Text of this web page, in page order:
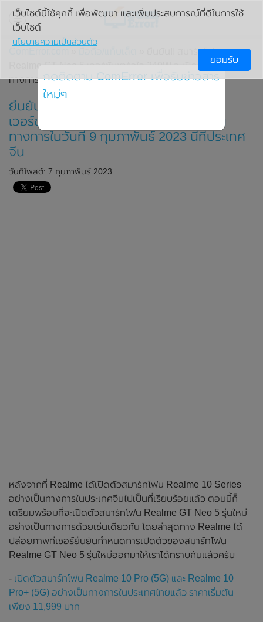
» ยืนยัน!! สมาร์ทโฟน
Realme GT Neo 5 เวอร์ชั่นชาร์จไว 240W จะเปิดตัวอย่างเป็น
ทางการในวันที่ 9 กุมภาพันธ์ 2023 นี้ที่ประเทศจีน
ยืนยัน!! สมาร์ทโฟน Realme GT Neo 5
เวอร์ชั่นชาร์จไว 240W จะเปิดตัวอย่างเป็น
ทางการในวันที่ 9 กุมภาพันธ์ 2023 นี้ที่ประเทศ
จีน
วันที่โพสต์: 7 กุมภาพันธ์ 2023
หลังจากที่ Realme ได้เปิดตัวสมาร์ทโฟน Realme 10 Series
อย่างเป็นทางการในประเทศจีนไปเป็นที่เรียบร้อยแล้ว ตอนนี้ก็
เตรียมพร้อมที่จะเปิดตัวสมาร์ทโฟน Realme GT Neo 5 รุ่นใหม่
อย่างเป็นทางการด้วยเช่นเดียวกัน โดยล่าสุดทาง Realme ได้
ปล่อยภาพทีเซอร์ยืนยันกำหนดการเปิดตัวของสมาร์ทโฟน
Realme GT Neo 5 รุ่นใหม่ออกมาให้เราได้ทราบกันแล้วครับ
- เปิดตัวสมาร์ทโฟน Realme 10 Pro (5G) และ Realme 10
Pro+ (5G) อย่างเป็นทางการในประเทศไทยแล้ว ราคาเริ่มต้น
เพียง 11,999 บาท
เว็บไซต์นี้ใช้คุกกี้ เพื่อพัฒนา และเพิ่มประสบการณ์ที่ดีในการใช้
เว็บไซต์
นโยบายความเป็นส่วนตัว
ยอมรับ
กดติดตาม ComError เพื่อรับข่าวสาร
ใหม่ๆ